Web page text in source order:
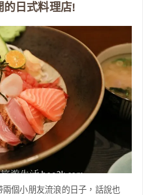
的日式料理店!
個小朋友流浪的日子，話說也